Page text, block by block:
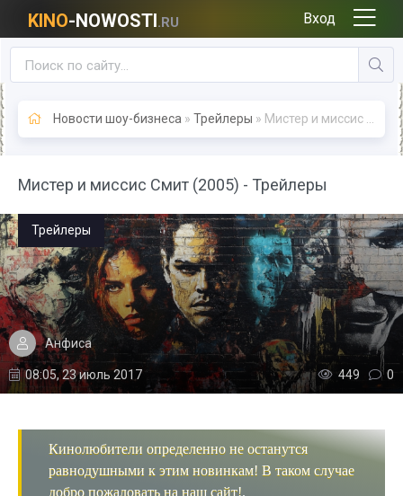
KINO-NOWOSTI.RU Вход
Новости шоу-бизнеса » Трейлеры » Мистер и миссис Смит (2005) - Трейлеры
Мистер и миссис Смит (2005) - Трейлеры
Трейлеры
Анфиса
08:05, 23 июль 2017 449 0
Кинолюбители определенно не останутся
равнодушными к этим новинкам! В таком случае
добро пожаловать на наш сайт!.